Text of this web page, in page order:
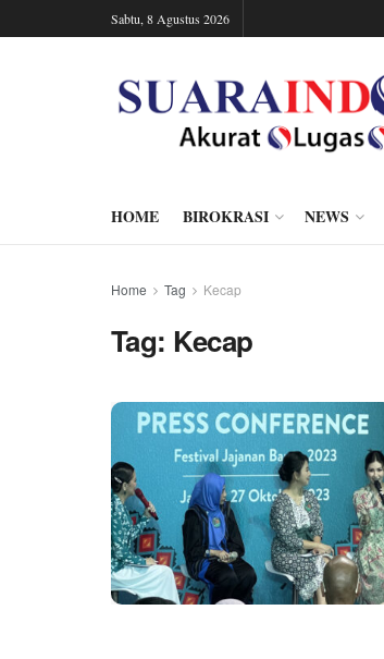
Sabtu, 8 Agustus 2026
HOME BIROKRASI NEWS
Home Tag Kecap
Tag: Kecap